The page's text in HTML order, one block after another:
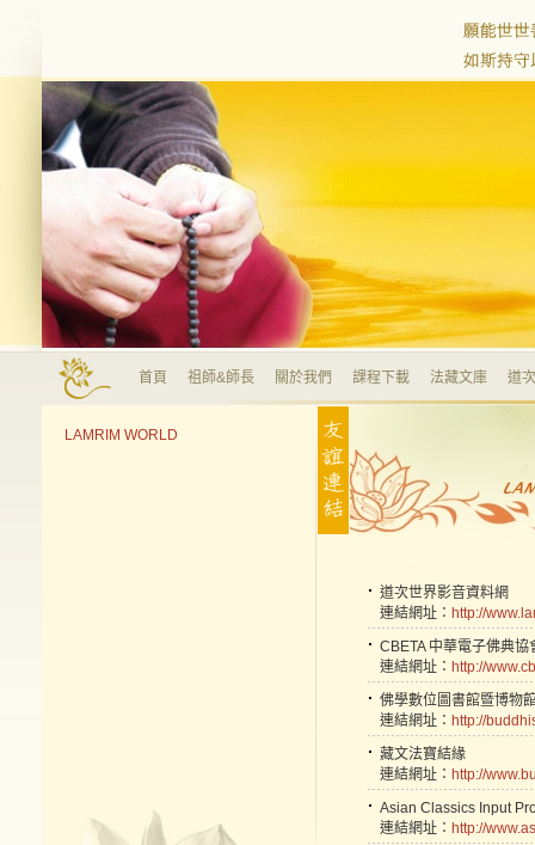
首頁 祖師&師長 關於我們 課程下載 法藏文庫 道
LAMRIM WORLD
道次世界影音資料網
連結網址： http://
CBETA 中華電子佛典協
連結網址： http://
佛學數位圖書館暨博物
連結網址： http://
藏文法寶結緣
連結網址： http://
Asian Classics Input
連結網址： http://